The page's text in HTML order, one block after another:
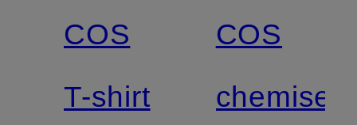
COS
T-shirt
COS
chemise